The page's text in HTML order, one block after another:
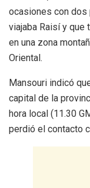
ocasiones con dos
viajaba Raisí y que
en una zona
Oriental.
Mansouri indicó
capital de la
hora local (11.30
perdió el contacto